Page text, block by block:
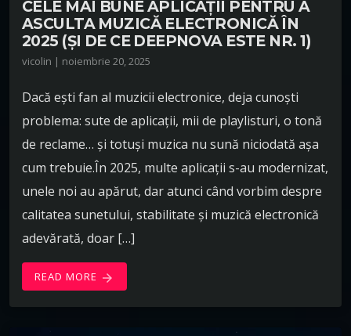
CELE MAI BUNE APLICAȚII PENTRU A
ASCULTA MUZICĂ ELECTRONICĂ ÎN
2025 (ȘI DE CE DEEPNOVA ESTE NR. 1)
vicolin | noiembrie 20, 2025
Dacă ești fan al muzicii electronice, deja cunoști
problema: sute de aplicații, mii de playlisturi, o tonă
de reclame… și totuși muzica nu sună niciodată așa
cum trebuie.În 2025, multe aplicații s-au modernizat,
unele noi au apărut, dar atunci când vorbim despre
calitatea sunetului, stabilitate și muzică electronică
adevărată, doar […]
READ MORE arrow_forward